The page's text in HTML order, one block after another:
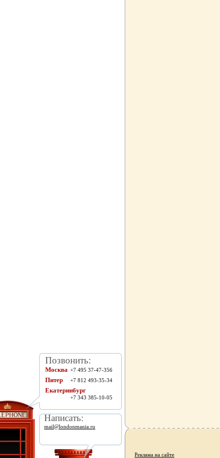
Позвонить:
Москва +7 495 37-47-356
Питер +7 812 493-35-34
Екатеринбург
+7 343 385-10-05
Написать:
mail@londonmania.ru
Реклама на сайте